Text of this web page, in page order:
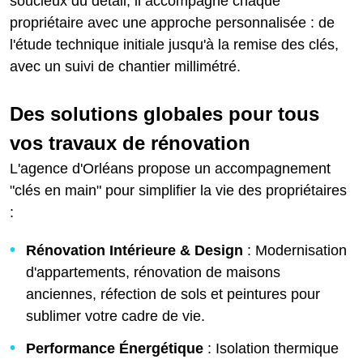
propriétaire avec une approche personnalisée : de
l'étude technique initiale jusqu'à la remise des clés,
avec un suivi de chantier millimétré.
Des solutions globales pour tous
vos travaux de rénovation
L'agence d'Orléans propose un accompagnement
"clés en main" pour simplifier la vie des propriétaires
:
Rénovation Intérieure & Design : Modernisation
d'appartements, rénovation de maisons
anciennes, réfection de sols et peintures pour
sublimer votre cadre de vie.
Performance Énergétique : Isolation thermique